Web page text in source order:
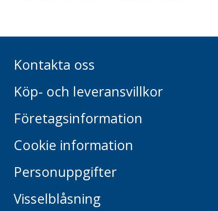
Kontakta oss
Köp- och leveransvillkor
Företagsinformation
Cookie information
Personuppgifter
Visselblåsning